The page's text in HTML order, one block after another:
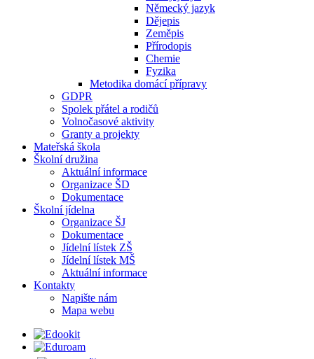
Německý jazyk
Dějepis
Zeměpis
Přírodopis
Chemie
Fyzika
Metodika domácí přípravy
GDPR
Spolek přátel a rodičů
Volnočasové aktivity
Granty a projekty
Mateřská škola
Školní družina
Aktuální informace
Organizace ŠD
Dokumentace
Školní jídelna
Organizace ŠJ
Dokumentace
Jídelní lístek ZŠ
Jídelní lístek MŠ
Aktuální informace
Kontakty
Napište nám
Mapa webu